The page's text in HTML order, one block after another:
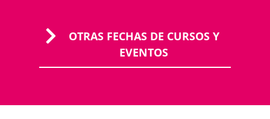
OTRAS FECHAS DE CURSOS Y
EVENTOS